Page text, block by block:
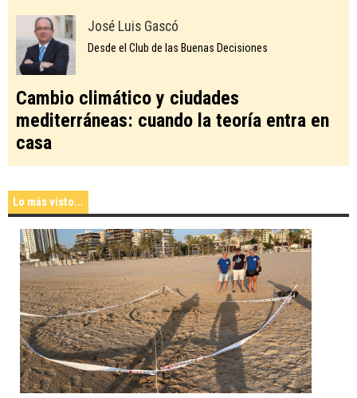
José Luis Gascó
Desde el Club de las Buenas Decisiones
Cambio climático y ciudades
mediterráneas: cuando la teoría entra en
casa
Lo más visto...